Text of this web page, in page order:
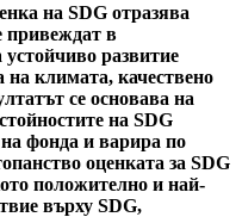
на SDG отразява
привеждат в
развитие
на климата, качествено
се основава на
на SDG
фонда и варира по
оценката за SDG
положително и най-
върху SDG,